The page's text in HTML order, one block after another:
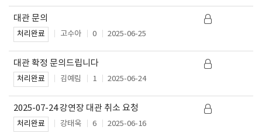
대관 문의
처리완료 고수아 0 2025-06-25
대관 확정 문의드립니다
처리완료 김예림 1 2025-06-24
2025-07-24 강연장 대관 취소 요청
처리완료 강태욱 6 2025-06-16